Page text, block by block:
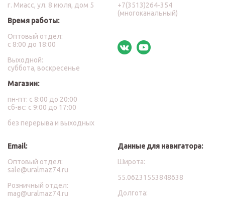
г. Миасс, ул. 8 июля, дом 5
Время работы:
Оптовый отдел:
с 8:00 до 18:00
Выходной:
суббота, воскресенье
Магазин:
пн-пт: с 8:00 до 20:00
сб-вс: с 9:00 до 17:00
без перерыва и выходных
+7(3513)264-354
(многоканальный)
Email:
Оптовый отдел:
sale@uralmaz74.ru
Розничный отдел:
mag@uralmaz74.ru
Данные для навигатора:
Широта:
55.06231553848638
Долгота: